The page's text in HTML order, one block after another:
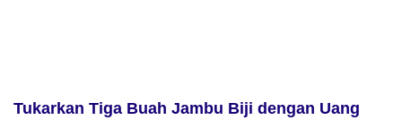
Tukarkan Tiga Buah Jambu Biji dengan Uang